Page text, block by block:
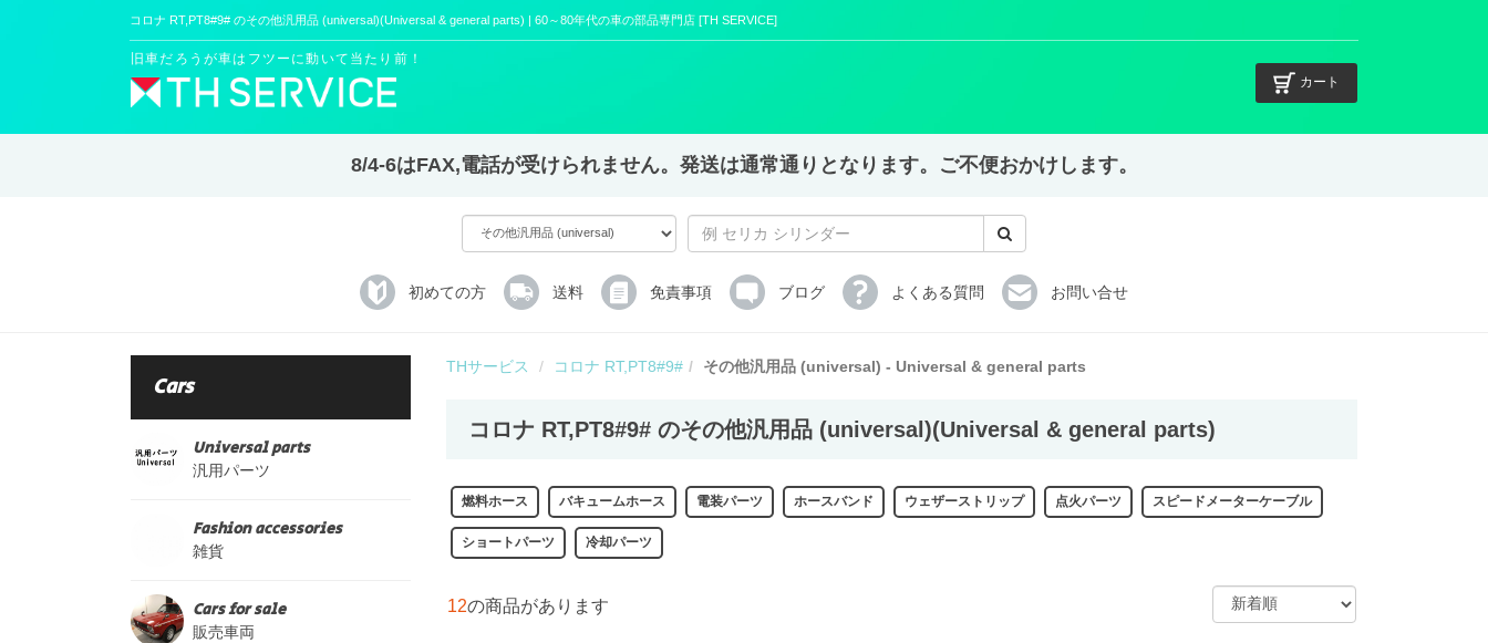
コロナ RT,PT8#9# のその他汎用品 (universal)(Universal & general parts) | 60～80年代の車の部品専門店 [TH SERVICE]
旧車だろうが車はフツーに動いて当たり前！
カート
8/4-6はFAX,電話が受けられません。発送は通常通りとなります。ご不便おかけします。
初めての方 送料 免責事項 ブログ よくある質問 お問い合せ
Cars
Universal parts
汎用パーツ
Fashion accessories
雑貨
Cars for sale
販売車両
THサービス コロナ RT,PT8#9# その他汎用品 (universal) - Universal & general parts
コロナ RT,PT8#9# のその他汎用品 (universal)(Universal & general parts)
燃料ホース バキュームホース 電装パーツ ホースバンド ウェザーストリップ 点火パーツ スピードメーターケーブル
ショートパーツ 冷却パーツ
12の商品があります